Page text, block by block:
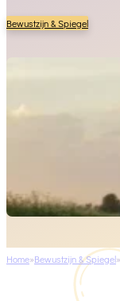
Bewustzijn & Spiegel
Home Bewustzijn & Spiegel